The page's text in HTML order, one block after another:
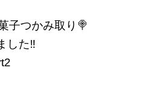
子つかみ取り🍭
した‼